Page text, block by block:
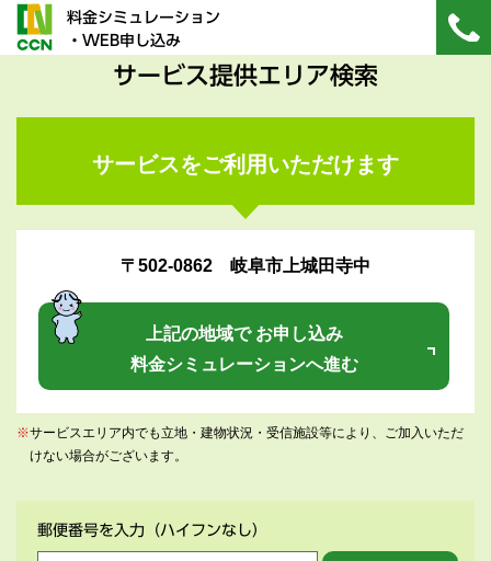
料金シミュレーション
・WEB申し込み
サービス提供エリア検索
サービスをご利用いただけます
〒502-0862 岐阜市上城田寺中
上記の地域で お申し込み
料金シミュレーションへ進む
※サービスエリア内でも立地・建物状況・受信施設等により、ご加入いただ
けない場合がございます。
郵便番号を入力 （ハイフンなし）